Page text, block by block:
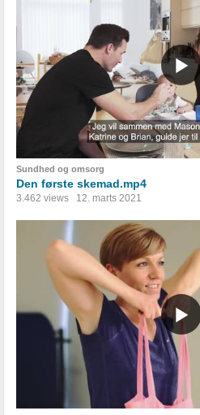
Sundhed og omsorg
Den første skemad.mp4
3.462 views 12. marts 2021